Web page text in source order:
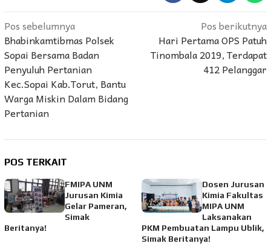
Navigasi
pos
Pos sebelumnya
Bhabinkamtibmas Polsek
Sopai Bersama Badan
Penyuluh Pertanian
Kec.Sopai Kab.Torut, Bantu
Warga Miskin Dalam Bidang
Pertanian
Pos berikutnya
Hari Pertama OPS Patuh
Tinombala 2019, Terdapat
412 Pelanggar
POS TERKAIT
FMIPA UNM
Jurusan Kimia
Gelar Pameran,
Simak
Beritanya!
Dosen Jurusan
Kimia Fakultas
MIPA UNM
Laksanakan
PKM Pembuatan Lampu Ublik,
Simak Beritanya!